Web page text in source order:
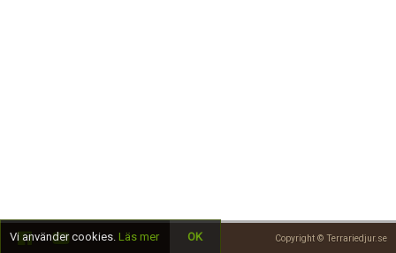
Copyright © Terrariedjur.se
Vi använder cookies. Läs mer OK